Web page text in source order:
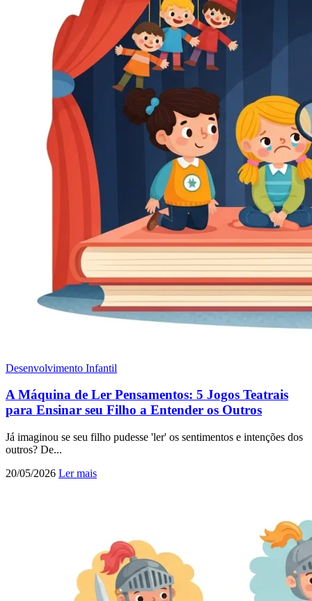
Desenvolvimento Infantil
A Máquina de Ler Pensamentos: 5 Jogos Teatrais
para Ensinar seu Filho a Entender os Outros
Já imaginou se seu filho pudesse 'ler' os sentimentos e intenções dos
outros? De...
20/05/2026 Ler mais